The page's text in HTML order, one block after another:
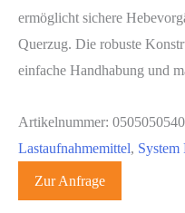
ermöglicht sichere
Querzug. Die robuste
einfache Handhabung und
Artikelnummer:
Lastaufnahmemittel, System
Zur Anfrage